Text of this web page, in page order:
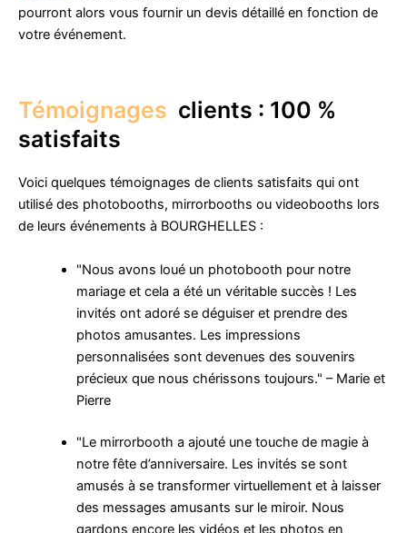
pourront alors vous fournir un devis détaillé en fonction de
votre événement.
Témoignages clients : 100 %
satisfaits
Voici quelques témoignages de clients satisfaits qui ont
utilisé des photobooths, mirrorbooths ou videobooths lors
de leurs événements à BOURGHELLES :
"Nous avons loué un photobooth pour notre
mariage et cela a été un véritable succès ! Les
invités ont adoré se déguiser et prendre des
photos amusantes. Les impressions
personnalisées sont devenues des souvenirs
précieux que nous chérissons toujours." – Marie et
Pierre
"Le mirrorbooth a ajouté une touche de magie à
notre fête d’anniversaire. Les invités se sont
amusés à se transformer virtuellement et à laisser
des messages amusants sur le miroir. Nous
gardons encore les vidéos et les photos en